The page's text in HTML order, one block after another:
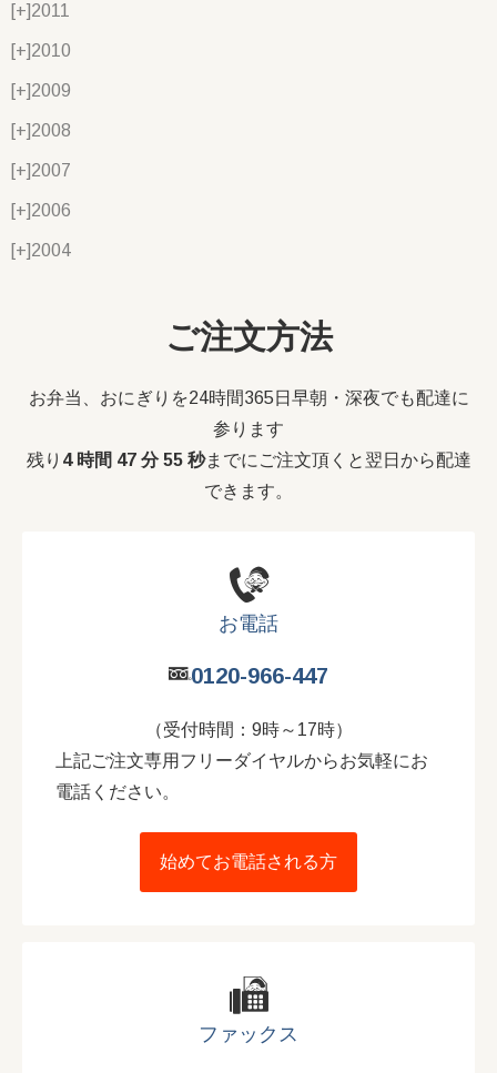
[+]2011
[+]2010
[+]2009
[+]2008
[+]2007
[+]2006
[+]2004
ご注文方法
お弁当、おにぎりを24時間365日早朝・深夜でも配達に
参ります
残り 4 時間 47 分 53 秒までにご注文頂くと翌日から配達
できます。
お電話
0120-966-447
（受付時間：9時～17時）
上記ご注文専用フリーダイヤルからお気軽にお
電話ください。
始めてお電話される方
ファックス